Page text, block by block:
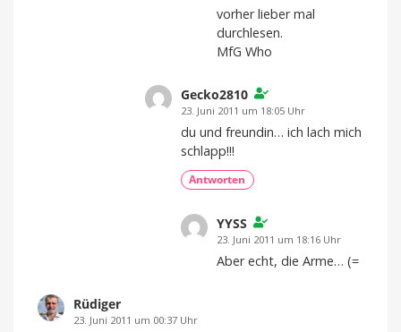
vorher lieber mal
durchlesen.
MfG Who
Gecko2810
23. Juni 2011 um 18:05 Uhr
du und freundin… ich lach mich
schlapp!!!
Antworten
YYSS
23. Juni 2011 um 18:16 Uhr
Aber echt, die Arme… (=
Rüdiger
23. Juni 2011 um 00:37 Uhr